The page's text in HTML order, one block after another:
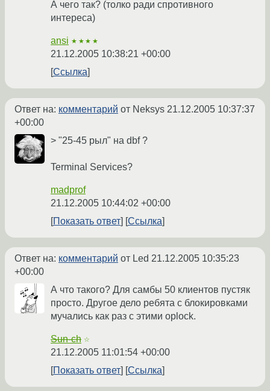
А чего так? (толко ради спротивного
интереса)
ansi ★★★★
21.12.2005 10:38:21 +00:00
Ссылка
Ответ на: комментарий от Neksys 21.12.2005 10:37:37
+00:00
> "25-45 рыл" на dbf ?
Terminal Services?
madprof
21.12.2005 10:44:02 +00:00
Показать ответ
Ссылка
Ответ на: комментарий от Led 21.12.2005 10:35:23
+00:00
А что такого? Для самбы 50 клиентов пустяк
просто. Другое дело ребята с блокировками
мучались как раз с этими oplock.
Sun-ch ☆
21.12.2005 11:01:54 +00:00
Показать ответ
Ссылка